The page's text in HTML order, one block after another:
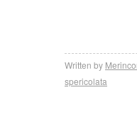
Written by
spericolata